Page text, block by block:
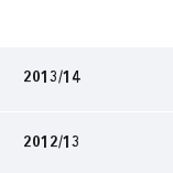
2013/14
2012/13